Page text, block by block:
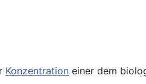
Konzentration einer dem